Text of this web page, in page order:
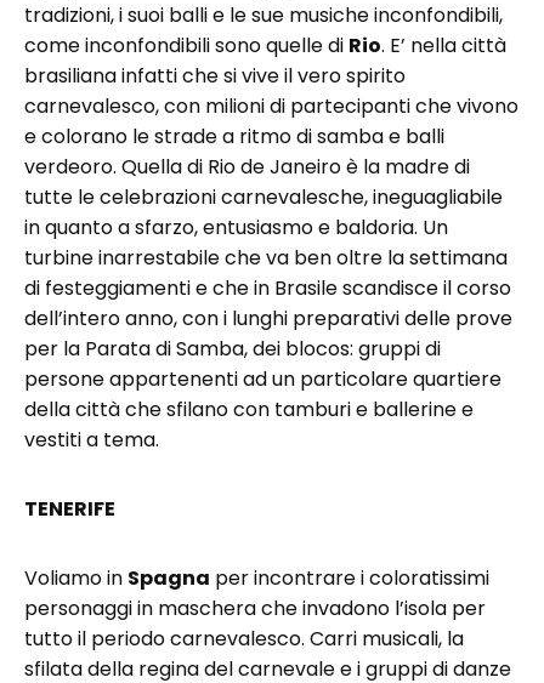
tradizioni, i suoi balli e le sue musiche inconfondibili,
come inconfondibili sono quelle di Rio. E’ nella città
brasiliana infatti che si vive il vero spirito
carnevalesco, con milioni di partecipanti che vivono
e colorano le strade a ritmo di samba e balli
verdeoro. Quella di Rio de Janeiro è la madre di
tutte le celebrazioni carnevalesche, ineguagliabile
in quanto a sfarzo, entusiasmo e baldoria. Un
turbine inarrestabile che va ben oltre la settimana
di festeggiamenti e che in Brasile scandisce il corso
dell’intero anno, con i lunghi preparativi delle prove
per la Parata di Samba, dei blocos: gruppi di
persone appartenenti ad un particolare quartiere
della città che sfilano con tamburi e ballerine e
vestiti a tema.
TENERIFE
Voliamo in Spagna per incontrare i coloratissimi
personaggi in maschera che invadono l’isola per
tutto il periodo carnevalesco. Carri musicali, la
sfilata della regina del carnevale e i gruppi di danze